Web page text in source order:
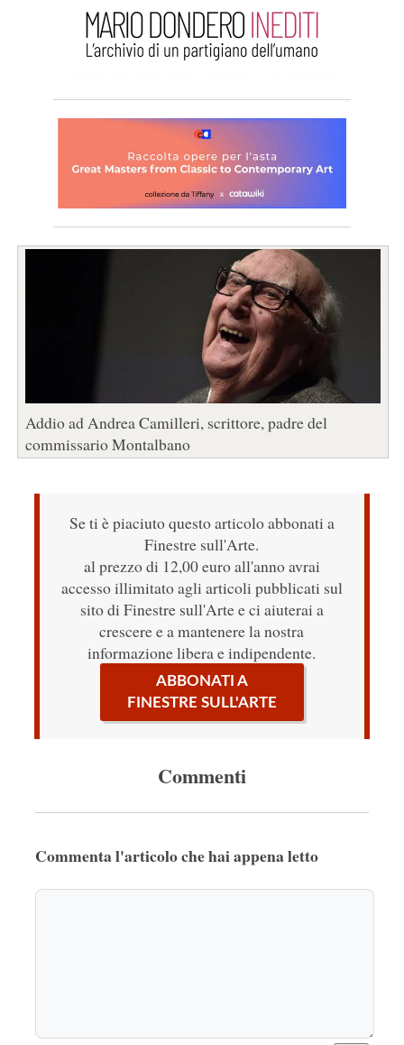
Addio ad Andrea Camilleri, scrittore, padre del
commissario Montalbano
Se ti è piaciuto questo articolo abbonati a
Finestre sull'Arte.
al prezzo di 12,00 euro all'anno avrai
accesso illimitato agli articoli pubblicati sul
sito di Finestre sull'Arte e ci aiuterai a
crescere e a mantenere la nostra
informazione libera e indipendente.
ABBONATI A
FINESTRE SULL'ARTE
Commenti
Commenta l'articolo che hai appena letto